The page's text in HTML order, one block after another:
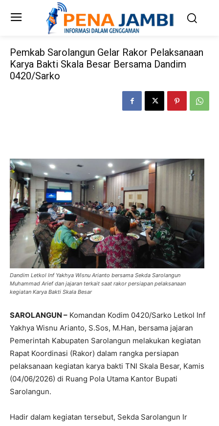
Pemkab Sarolangun Gelar Rakor Pelaksanaan
Karya Bakti Skala Besar Bersama Dandim
0420/Sarko
Dandim Letkol Inf Yakhya Wisnu Arianto bersama Sekda Sarolangun
Muhammad Arief dan jajaran terkait saat rakor persiapan pelaksanaan
kegiatan Karya Bakti Skala Besar
SAROLANGUN – Komandan Kodim 0420/Sarko Letkol Inf
Yakhya Wisnu Arianto, S.Sos, M.Han, bersama jajaran
Pemerintah Kabupaten Sarolangun melakukan kegiatan
Rapat Koordinasi (Rakor) dalam rangka persiapan
pelaksanaan kegiatan karya bakti TNI Skala Besar, Kamis
(04/06/2026) di Ruang Pola Utama Kantor Bupati
Sarolangun.
Hadir dalam kegiatan tersebut, Sekda Sarolangun Ir